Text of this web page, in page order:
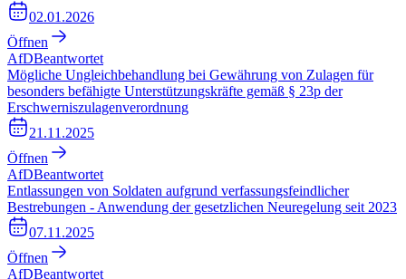
02.01.2026
Öffnen
AfDBeantwortet
Mögliche Ungleichbehandlung bei Gewährung von Zulagen für
besonders befähigte Unterstützungskräfte gemäß § 23p der
Erschwerniszulagenverordnung
21.11.2025
Öffnen
AfDBeantwortet
Entlassungen von Soldaten aufgrund verfassungsfeindlicher
Bestrebungen - Anwendung der gesetzlichen Neuregelung seit 2023
07.11.2025
Öffnen
AfDBeantwortet